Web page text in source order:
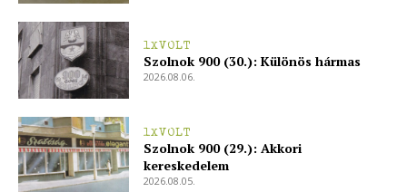
Előfizetés
Kapcsolat
Adatkezelési tájékoztató
Hirdetés
1XVOLT
Szolnok 900 (30.): Különös hármas
2026.08.06.
1XVOLT
Szolnok 900 (29.): Akkori
kereskedelem
2026.08.05.